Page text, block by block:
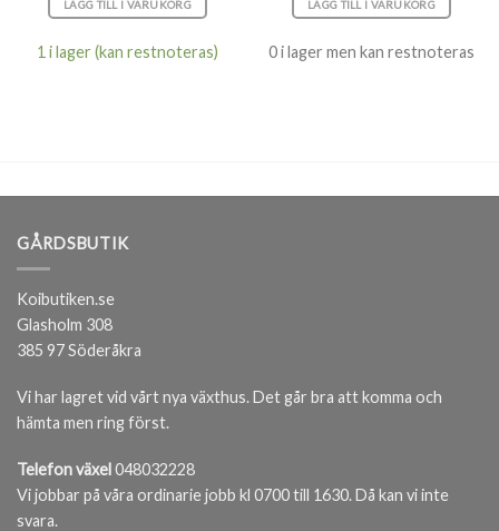
LÄGG TILL I VARUKORG
1 i lager (kan restnoteras)
LÄGG TILL I VARUKORG
0 i lager men kan restnoteras
GÅRDSBUTIK
Koibutiken.se
Glasholm 308
385 97 Söderåkra
Vi har lagret vid vårt nya växthus. Det går bra att komma och
hämta men ring först.
Telefon växel048032228
Vi jobbar på våra ordinarie jobb kl 0700 till 1630. Då kan vi inte
svara.